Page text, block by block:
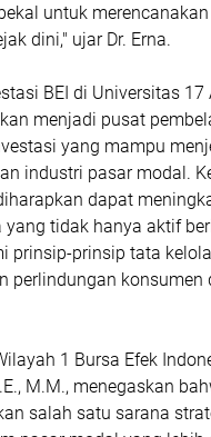
untuk
dini," ujar Dr. Erna.
BEI di Universitas 17
menjadi pusat
yang mampu
industri pasar modal.
dapat
tidak hanya aktif
prinsip-prinsip tata
perlindungan konsumen
1 Bursa Efek
M.M., menegaskan
salah satu sarana